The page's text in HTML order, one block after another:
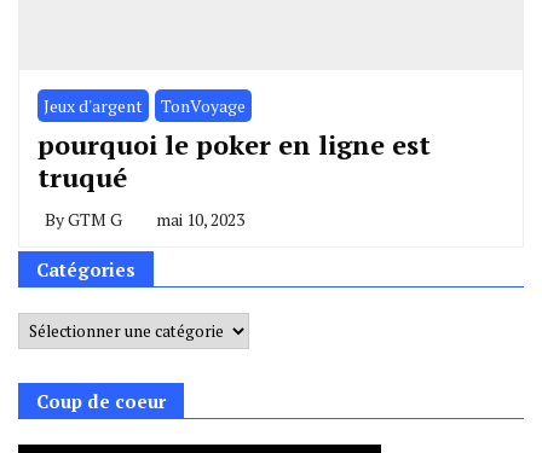
Jeux d'argent TonVoyage
pourquoi le poker en ligne est
truqué
ByGTM G mai 10, 2023
Catégories
Catégories
Coup de coeur